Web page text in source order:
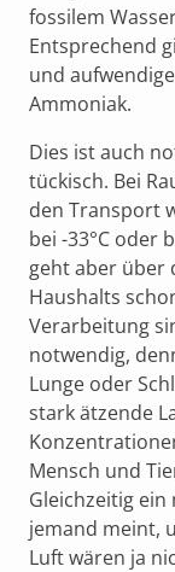
fossilem
Entsprechend
und
Ammoniak.
Dies ist auch
tückisch. Bei
den Transport
bei -33°C oder
geht aber über
Haushalts
Verarbeitung
notwendig,
Lunge oder
stark ätzende
Mensch und
Gleichzeitig
jemand meint,
Luft wären ja